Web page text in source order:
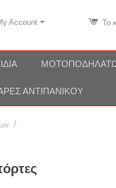
Account Το
ΑΝΤΙΠΑΝΙΚΟΎ
/